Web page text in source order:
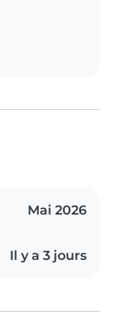
Mai 2026
Il y a 3 jours